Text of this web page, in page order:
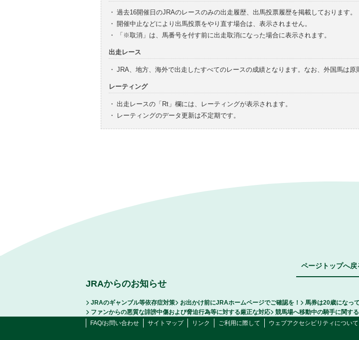
・ 過去16開催日のJRAのレースのみの出走履歴、出馬投票履歴を掲載しております。
・ 開催中止などにより出馬投票をやり直す場合は、表示されません。
・
「※取消」は、馬番号を付す前に出走取消になった場合に表示されます。
出走レース
・ JRA、地方、海外で出走したすべてのレースの成績となります。なお、外国馬は原
レーティング
・ 出走レースの「Rt」欄には、レーティングが表示されます。
・
レーティングのデータ更新は不定期です。
ページトップへ戻
JRAからのお知らせ
JRAのギャンブル等依存症対策 お出かけ前にJRAホームページでご確認を！ 馬券は20歳になっ
ファンからの悪質な誹謗中傷および脅迫行為等に対する厳正な対応
競馬場へ移動中の騎手に関す
FAQ/お問い合わせ
サイトマップ リンク ご利用に際して ウェブアクセシビリティについて